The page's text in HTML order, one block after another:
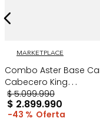
MARKETPLACE
Combo Aster Base
Cabecero King
Taupe/Madera
$ 5.099.990
$ 2.899.990
43 %